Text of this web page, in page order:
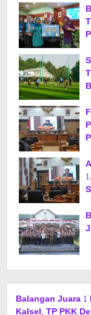
Balangan Juara
Kalsel, TP PKK